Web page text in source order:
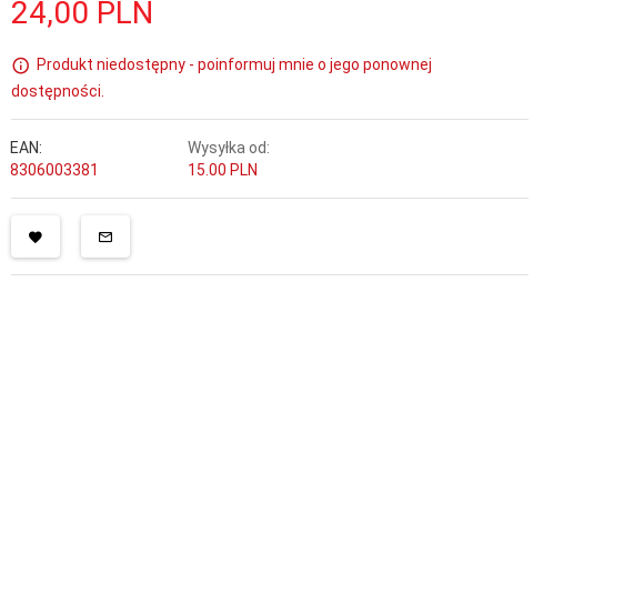
24,00 PLN
Produkt niedostępny - poinformuj mnie o jego ponownej
dostępności.
EAN:
8306003381
Wysyłka od:
15.00 PLN